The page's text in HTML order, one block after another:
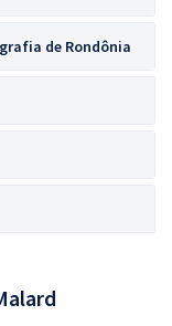
de Rondônia